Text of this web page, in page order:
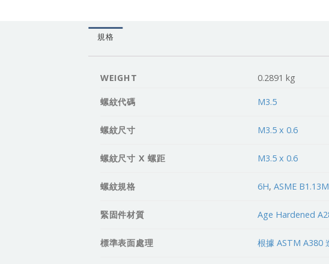
規格
WEIGHT 0.2891 kg
螺紋代碼 M3.5
螺紋尺寸 M3.5 x 0.6
螺紋尺寸 X 螺距 M3.5 x 0.6
螺紋規格 6H,ASME B1.13M
緊固件材質 Age Hardened
標準表面處理 根據 ASTM A380